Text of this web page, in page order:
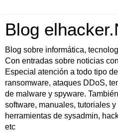
Blog
Blog sobre informática,
Con entradas sobre noticias
Especial atención a todo tipo
ransomware, ataques DDoS,
de malware y spyware.
software, manuales, tutoriales
herramientas de sysadmin,
etc